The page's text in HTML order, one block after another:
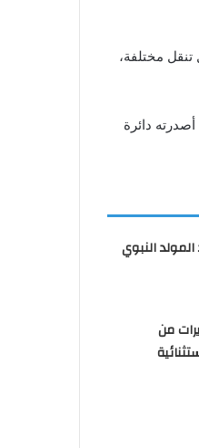
تنقل مختلفة،
دائرة
النبوي
من